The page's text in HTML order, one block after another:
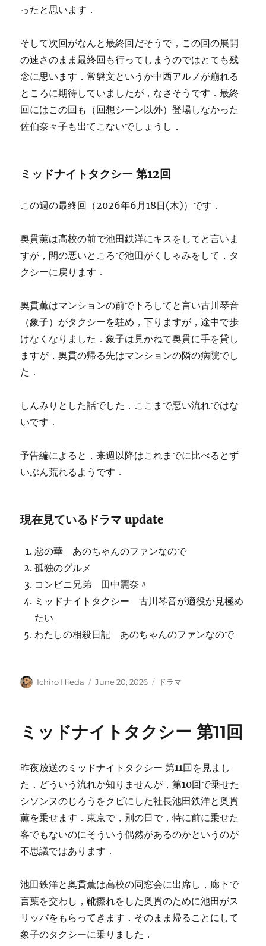
ったと思います．
そして次回がなんと最終回だそうで，この回の展開
の速さのまま最終回も行ってしまうのではとても残
念に思います．常磐文というか中西アルノが崩れる
ところに期待していましたが，なさそうです．最終
回にはこの回も（回想シーン以外）登場しなかった
佐伯奈々子も出てこないでしょうし．
ミッドナイトタクシー 第12回
この週の最終回（2026年6月18日(木)）です．
奥貫薫は高校の前で池田鉄洋にキスをしてと言いま
すが，間の悪いところで池田がくしゃみをして，タ
クシーに戻ります．
奥貫薫はマンションの前で下ろしてと言い古川琴音
（象子）がタクシーを駐め，下りますが，途中で歩
けなくなりました．象子は見かねて奥貫に手を貸し
ますが，奥貫の帰る先はマンションの隣の病院でし
た．
しんみりとした話でした．ここまで悪い流れではな
いです．
予告編によると，来週以降はこれまでに比べるとず
いぶん荒れるようです．
現在見ているドラマ update
惡の華 あのちゃんのファンなので
孤独のグルメ
コンビニ兄弟 田中麗奈〃
ミッドナイトタクシー 古川琴音が適役か見極め
たい
わたしの相殺日記 あのちゃんのファンなので
Author
Ichiro Hieda
Posted
June 20, 2026 Categories
ドラマ
ミッドナイトタクシー 第11回
昨夜放送のミッドナイトタクシー 第11回を見まし
た．どういう流れか知りませんが，第10回で乗せた
シソンヌのじろうをクビにした社長池田鉄洋と奥貫
薫を乗せます．東京で，別の日で，特に前に乗せた
客でもないのにそういう偶然があるのかというのが
不思議ではあります．
池田鉄洋と奥貫薫は高校の同窓会に出席し，廊下で
言葉を交わし，靴擦れをした奥貫のために池田がス
リッパをもらってきます．そのまま帰ることにして
象子のタクシーに乗りました．